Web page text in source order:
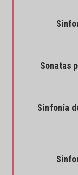
Sonatas
Sinfonía